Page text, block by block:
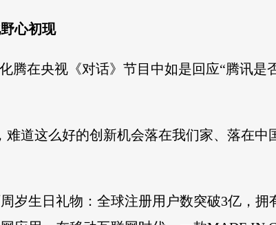
心初现
腾在央视《对话》节目中如是回应“腾讯
道这么好的创新机会落在我们家、落在
岁生日礼物：全球注册用户数突破3亿，拥